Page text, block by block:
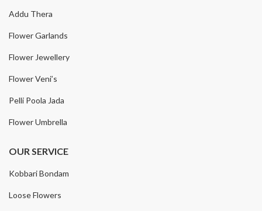
Addu Thera
Flower Garlands
Flower Jewellery
Flower Veni’s
Pelli Poola Jada
Flower Umbrella
OUR SERVICE
Kobbari Bondam
Loose Flowers